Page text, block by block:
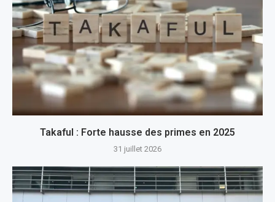
Takaful : Forte hausse des primes en 2025
31 juillet 2026